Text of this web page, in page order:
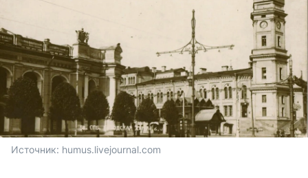
Источник: humus.livejournal.com